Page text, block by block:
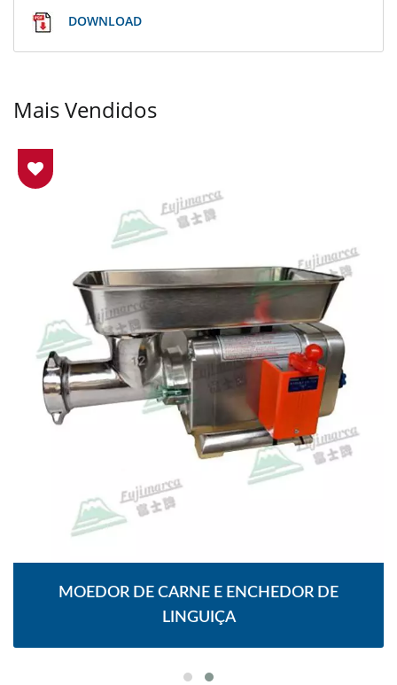
DOWNLOAD
Mais Vendidos
MOEDOR DE CARNE E ENCHEDOR DE
LINGUIÇA